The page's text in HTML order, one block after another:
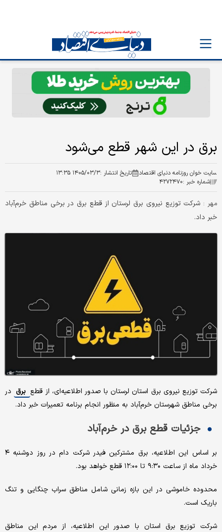
برق در این شهر قطع می‌شود
سایت خوان روزنامه دنیای اقتصاد تاریخ انتشار :۱۴۰۵/۰۳/۳ ۱۳:۳۵
شماره خبر :۴۲۷۲۴۷۰
مهر : شرکت توزیع نیروی برق لرستان از قطع برق در برخی مناطق خرم‌آباد
خبر داد.
شرکت توزیع نیروی برق استان لرستان با صدور اطلاعیه‌ای، از قطع برق در
برخی مناطق شهرستان خرم‌آباد به منظور انجام برنامه تعمیرات خبر داد.
جزئیات قطع برق در خرم‌آباد
بر اساس این اطلاعیه، برق مشترکین فیدر شرکت دام در روز دوشنبه ۴
خرداد ماه از ساعت ۹:۳۰ تا ۱۲:۰۰ قطع خواهد بود.
محدوده خاموشی در این بازه زمانی شامل مناطق سراب چنگایی و تنگ
باریک است.
شرکت توزیع برق استان با صدور این اطلاعیه، از مردم این مناطق